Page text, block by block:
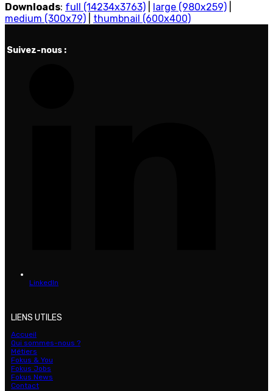
Downloads: full (14234x3763) large (980x259)
medium (300x79)
thumbnail (600x400)
Suivez-nous :
LinkedIn
LIENS UTILES
Accueil
Qui sommes-nous ?
Métiers
Fokus & You
Fokus Jobs
Fokus News
Contact